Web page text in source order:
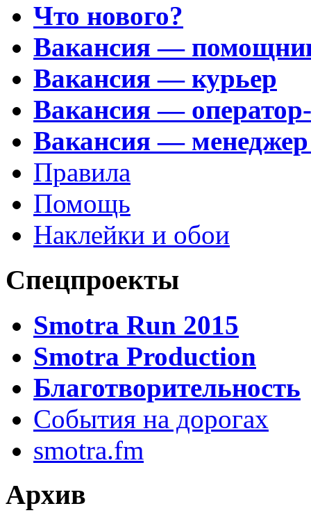
Что нового?
Вакансия —
Вакансия — курьер
Вакансия —
Вакансия —
Правила
Помощь
Наклейки и обои
Спецпроекты
Smotra Run 2015
Smotra Production
Благотворительность
События на дорогах
smotra.fm
Архив